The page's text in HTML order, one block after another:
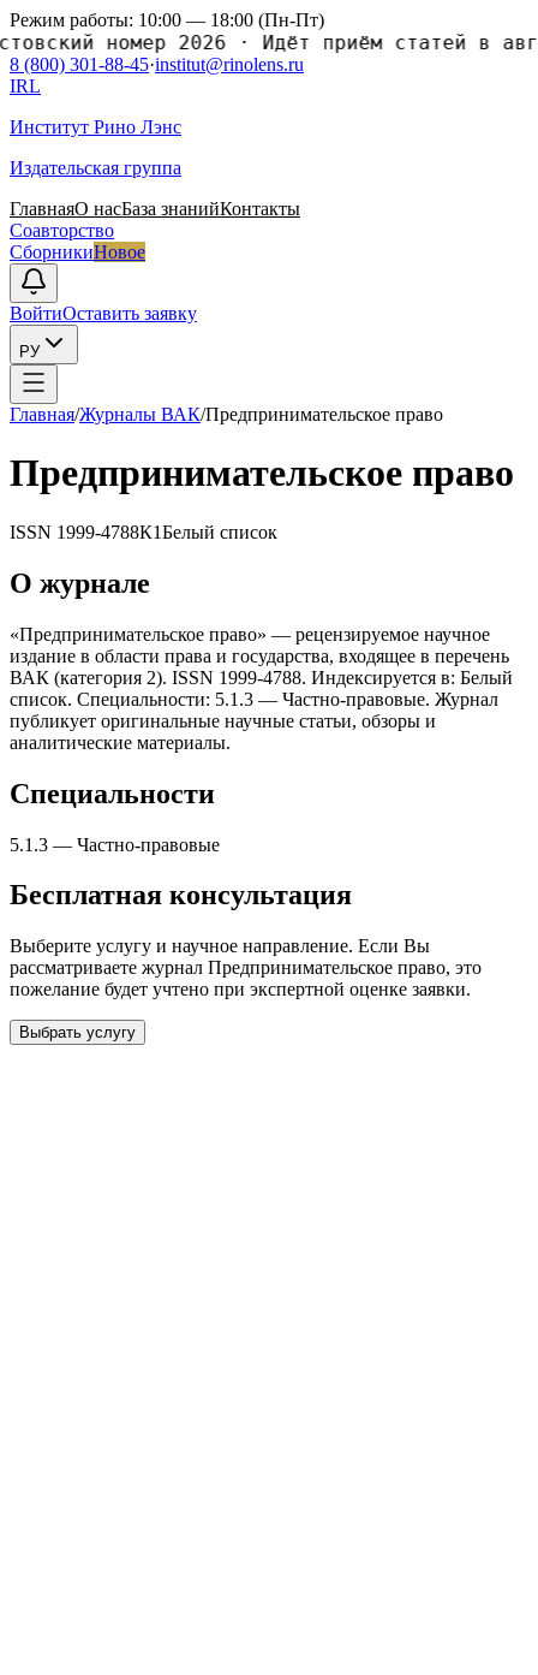
Режим работы: 10:00 — 18:00 (Пн-Пт)
номер 2026·Идёт приём статей в
8 (800) 301-88-45·institut@rinolens.ru
IRL
Институт Рино Лэнс
Издательская группа
ГлавнаяО насБаза знанийКонтакты
Соавторство
СборникиНовое
ВойтиОставить заявку
РУ
Главная/Журналы ВАК/Предпринимательское право
Предпринимательское право
ISSN 1999-4788К1Белый список
О журнале
«Предпринимательское право» — рецензируемое научное
издание в области права и государства, входящее в перечень
ВАК (категория 2). ISSN 1999-4788. Индексируется в: Белый
список. Специальности: 5.1.3 — Частно-правовые. Журнал
публикует оригинальные научные статьи, обзоры и
аналитические материалы.
Специальности
5.1.3 — Частно-правовые
Бесплатная консультация
Выберите услугу и научное направление. Если Вы
рассматриваете журнал Предпринимательское право, это
пожелание будет учтено при экспертной оценке заявки.
Выбрать услугу